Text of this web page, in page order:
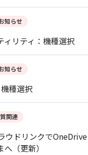
知らせ
ィリティ：機種選択
知らせ
種選択
関連
ウドリンクで
（更新）